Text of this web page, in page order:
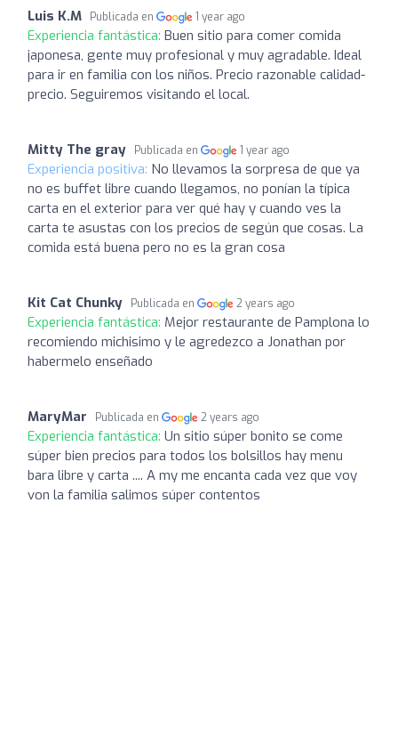
Luis K.M Publicada en 1 year ago
Experiencia fantástica: Buen sitio para comer comida
japonesa, gente muy profesional y muy agradable. Ideal
para ir en familia con los niños. Precio razonable calidad-
precio. Seguiremos visitando el local.
Mitty The gray Publicada en 1 year ago
Experiencia positiva: No llevamos la sorpresa de que ya
no es buffet libre cuando llegamos, no ponían la típica
carta en el exterior para ver qué hay y cuando ves la
carta te asustas con los precios de según que cosas. La
comida está buena pero no es la gran cosa
Kit Cat Chunky Publicada en 2 years ago
Experiencia fantástica: Mejor restaurante de Pamplona lo
recomiendo michisimo y le agredezco a Jonathan por
habermelo enseñado
MaryMar Publicada en 2 years ago
Experiencia fantástica: Un sitio súper bonito se come
súper bien precios para todos los bolsillos hay menu
bara libre y carta .... A my me encanta cada vez que voy
von la familia salimos súper contentos